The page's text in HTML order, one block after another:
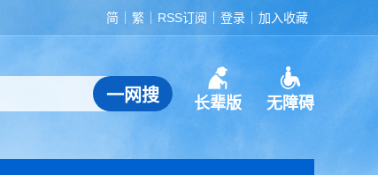
简 繁 RSS订阅 登录 加入收藏
长辈版 无障碍